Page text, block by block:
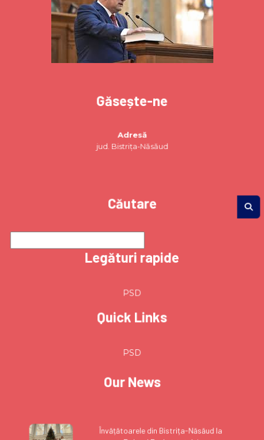
Găsește-ne
Adresă
jud. Bistrița-Năsăud
Căutare
Legături rapide
PSD
Quick Links
PSD
Our News
Învățătoarele din Bistrița-Năsăud la